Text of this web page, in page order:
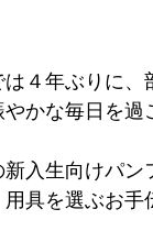
４年ぶりに
かな毎日を過
入生向けパ
具を選ぶお手